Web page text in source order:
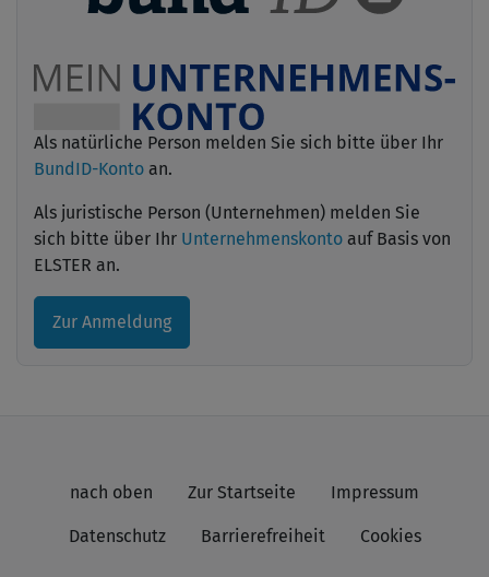
Als natürliche Person melden Sie sich bitte über Ihr
BundID-Konto an.
Als juristische Person (Unternehmen) melden Sie
sich bitte über Ihr Unternehmenskonto auf Basis von
ELSTER an.
Zur Anmeldung
nach oben Zur Startseite Impressum
Datenschutz Barrierefreiheit Cookies